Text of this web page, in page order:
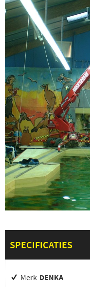
SPECIFICATIES
Merk DENKA